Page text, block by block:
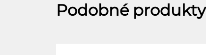
Podobné produkty